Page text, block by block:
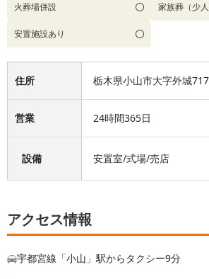
火葬場併設 家族葬（少
安置施設あり
住所 栃木県小山市大字外城
営業 24時間365日
設備 安置室/式場/売店
アクセス情報
宇都宮線「小山」駅からタクシー9分